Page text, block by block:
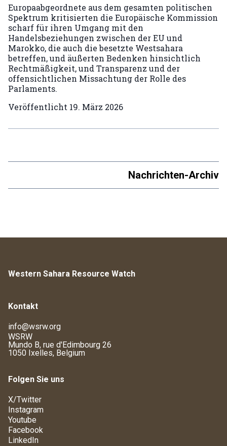
Europaabgeordnete aus dem gesamten politischen
Spektrum kritisierten die Europäische Kommission
scharf für ihren Umgang mit den
Handelsbeziehungen zwischen der EU und
Marokko, die auch die besetzte Westsahara
betreffen, und äußerten Bedenken hinsichtlich
Rechtmäßigkeit, und Transparenz und der
offensichtlichen Missachtung der Rolle des
Parlaments.
Veröffentlicht 19. März 2026
Nachrichten-Archiv
Western Sahara Resource Watch
Kontakt
info@wsrw.org
WSRW
Mundo B, rue d'Edimbourg 26
1050 Ixelles, Belgium
Folgen Sie uns
X/Twitter
Instagram
Youtube
Facebook
LinkedIn